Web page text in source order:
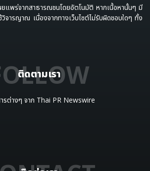
ยแพร่จากสาธารณชนโดยอัตโนมัติ หากเนื้อหานั้นๆ มี
วิจารญาณ เนื่องจากทางเว็บไซต์ไม่รับผิดชอบใดๆ ทั้ง
ติดตามเรา
รต่างๆ จาก Thai PR Newswire